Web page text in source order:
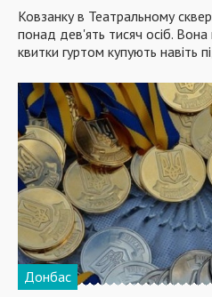
Ковзанку в Театральному
понад дев'ять тисяч осіб. Вона
квитки гуртом купують навіть
Донбас